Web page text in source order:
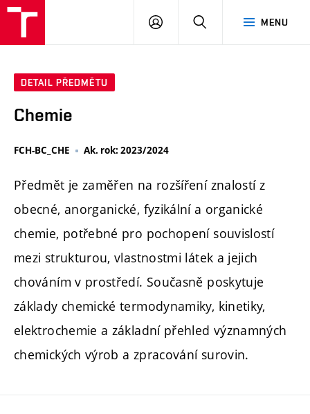
MENU
PŘIHLÁSIT
DETAIL PŘEDMĚTU
Chemie
FCH-BC_CHE Ak. rok: 2023/2024
Předmět je zaměřen na rozšíření znalostí z
obecné, anorganické, fyzikální a organické
chemie, potřebné pro pochopení souvislostí
mezi strukturou, vlastnostmi látek a jejich
chováním v prostředí. Současně poskytuje
základy chemické termodynamiky, kinetiky,
elektrochemie a základní přehled významných
chemických výrob a zpracování surovin.